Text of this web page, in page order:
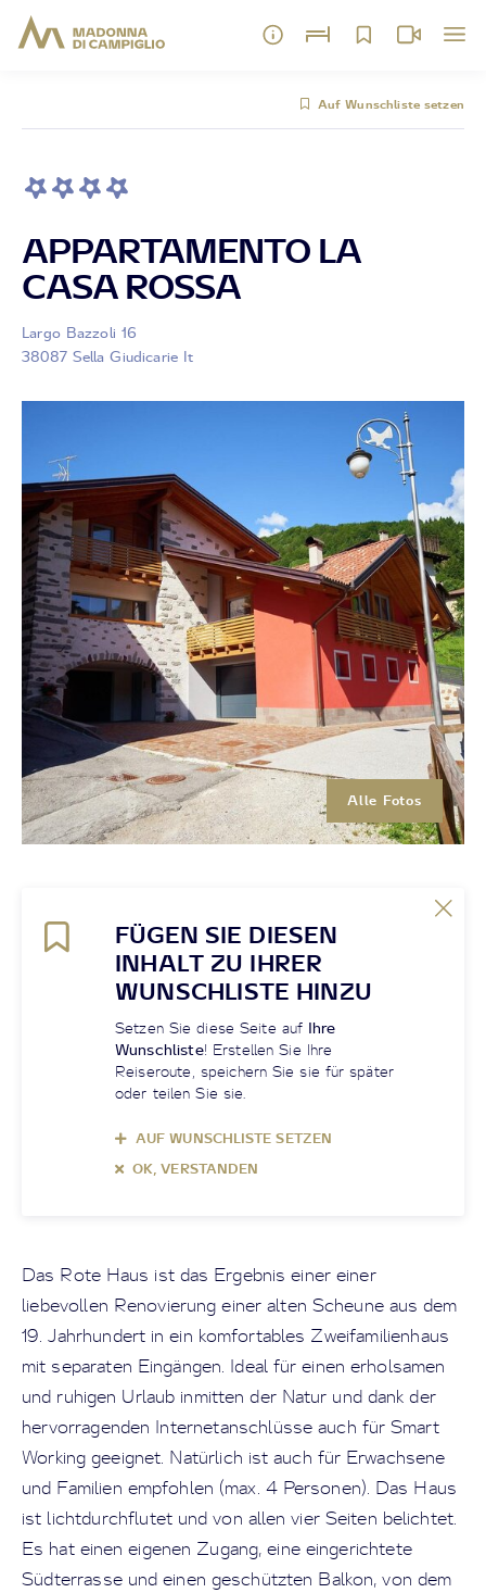
Auf Wunschliste setzen
APPARTAMENTO LA
CASA ROSSA
Largo Bazzoli 16
38087 Sella Giudicarie It
Alle Fotos
FÜGEN SIE DIESEN
INHALT ZU IHRER
WUNSCHLISTE HINZU
Setzen Sie diese Seite auf Ihre
Wunschliste! Erstellen Sie Ihre
Reiseroute, speichern Sie sie für später
oder teilen Sie sie.
AUF WUNSCHLISTE SETZEN
OK, VERSTANDEN
Das Rote Haus ist das Ergebnis einer einer
liebevollen Renovierung einer alten Scheune aus dem
19. Jahrhundert in ein komfortables Zweifamilienhaus
mit separaten Eingängen. Ideal für einen erholsamen
und ruhigen Urlaub inmitten der Natur und dank der
hervorragenden Internetanschlüsse auch für Smart
Working geeignet. Natürlich ist auch für Erwachsene
und Familien empfohlen (max. 4 Personen). Das Haus
ist lichtdurchflutet und von allen vier Seiten belichtet.
Es hat einen eigenen Zugang, eine eingerichtete
Südterrasse und einen geschützten Balkon, von dem